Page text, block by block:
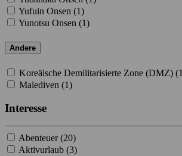
Yufuin Onsen (1)
Yunotsu Onsen (1)
Andere
Koreäische Demilitarisierte Zone (DMZ) (1
Malediven (1)
Interesse
Abenteuer (20)
Aktivurlaub (3)